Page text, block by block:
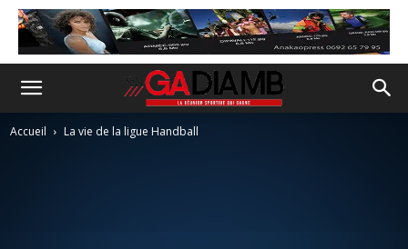
Accueil La vie de la ligue Handball